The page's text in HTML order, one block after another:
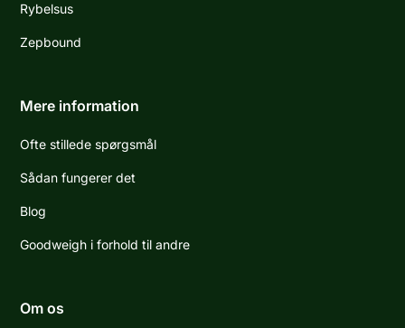
Rybelsus
Zepbound
Mere information
Ofte stillede spørgsmål
Sådan fungerer det
Blog
Goodweigh i forhold til andre
Om os